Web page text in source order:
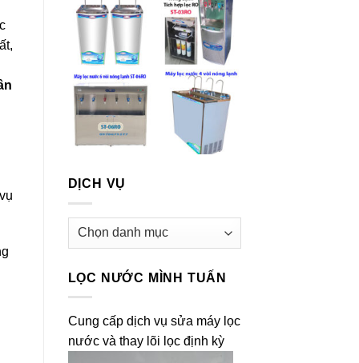
DỊCH VỤ
Dịch
LỌC NƯỚC MÌNH TUẤN
Cung cấp dịch vụ sửa máy lọc
nước và thay lõi lọc định kỳ